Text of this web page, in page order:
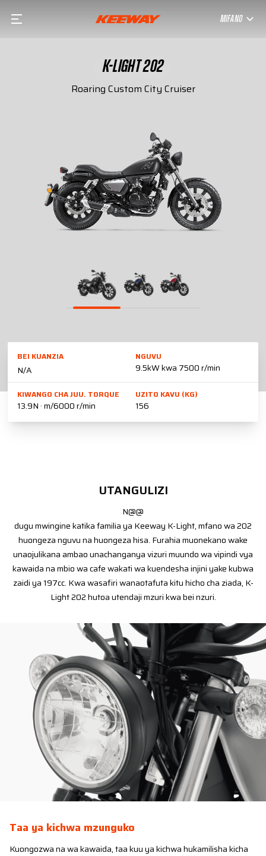
MIFANO
K-LIGHT 202
Roaring Custom City Cruiser
BEI KUANZIA
N/A
NGUVU
9.5kW kwa 7500 r/min
KIWANGO CHA JUU. TORQUE
13.9N · m/6000 r/min
UZITO KAVU (KG)
156
UTANGULIZI
N@@
dugu mwingine katika familia ya Keeway K-Light, mfano wa 202
huongeza nguvu na huongeza hisa. Furahia muonekano wake
unaojulikana ambao unachanganya vizuri muundo wa vipindi vya
kawaida na mbio wa cafe wakati wa kuendesha injini yake kubwa
zaidi ya 197cc. Kwa wasafiri wanaotafuta kitu hicho cha ziada, K-
Light 202 hutoa utendaji mzuri kwa bei nzuri.
Taa ya kichwa mzunguko
Kuongozwa na wa kawaida, taa kuu ya kichwa hukamilisha kicha